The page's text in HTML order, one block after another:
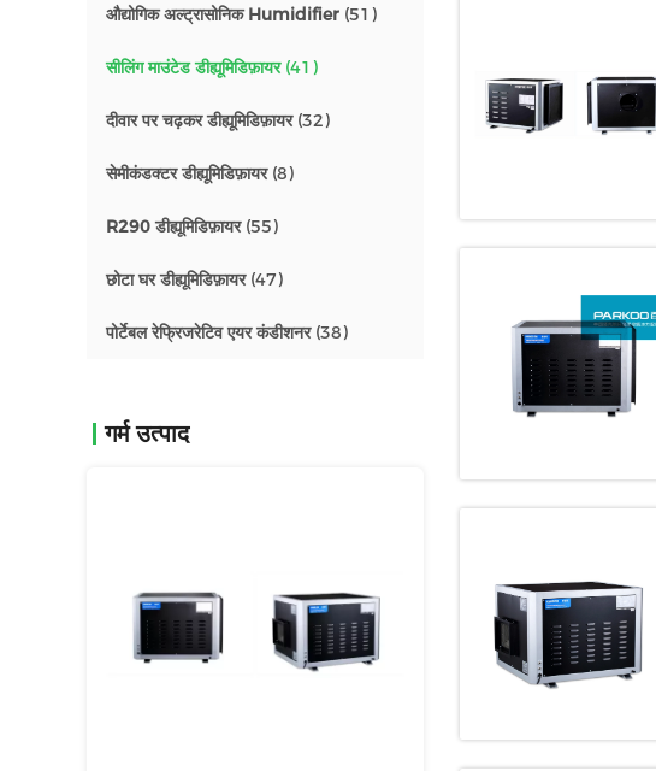
औद्योगिक अल्ट्रासोनिक Humidifier (51)
सीलिंग माउंटेड डीह्यूमिडिफ़ायर(41)
दीवार पर चढ़कर डीह्यूमिडिफ़ायर(32)
सेमीकंडक्टर डीह्यूमिडिफ़ायर(8)
R290 डीह्यूमिडिफ़ायर(55)
छोटा घर डीह्यूमिडिफ़ायर(47)
पोर्टेबल रेफ्रिजरेटिव एयर कंडीशनर(38)
गर्म उत्पाद